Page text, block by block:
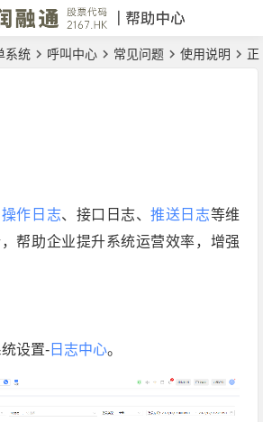
系统 呼叫中心 常见问题 使用说明 正
操作日志、接口日志、推送日志等维
帮助企业提升系统运营效率，增强
设置- 日志中心。